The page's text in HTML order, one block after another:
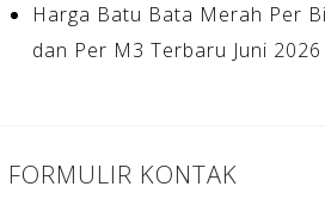
Harga Batu Bata Merah Per
dan Per M3 Terbaru Juni 2026
FORMULIR KONTAK